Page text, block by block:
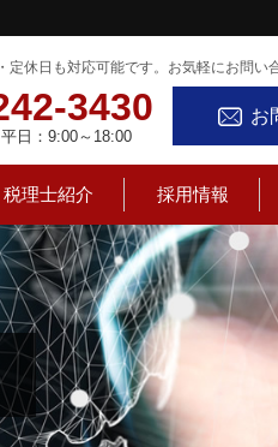
定休日も対応可能です。お気軽にお問い
3430
日：9:00～18:00
お
税理士紹介 採用情報